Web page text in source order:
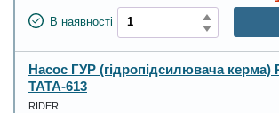
В наявності
Насос ГУР (гідропідсилювача керма)
ТАТА-613
RIDER